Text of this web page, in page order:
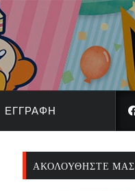
ΕΓΓΡΑΦΉ
ΑΚΟΛΟΥΘΉΣΤΕ ΜΑΣ